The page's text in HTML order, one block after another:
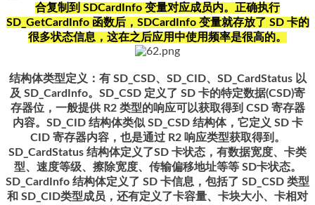
合复制到 SDCardInfo 变量对应成员内。正确执行
SD_GetCardInfo 函数后，SDCardInfo 变量就存放了 SD 卡的
很多状态信息，这在之后应用中使用频率是很高的。
结构体类型定义：有 SD_CSD、SD_CID、SD_CardStatus 以
及 SD_CardInfo。SD_CSD 定义了 SD 卡的特定数据(CSD)寄
存器位，一般提供 R2 类型的响应可以获取得到 CSD 寄存器
内容。SD_CID 结构体类似 SD_CSD 结构体，它定义 SD 卡
CID 寄存器内容，也是通过 R2 响应类型获取得到。
SD_CardStatus 结构体定义了SD 卡状态，有数据宽度、卡类
型、速度等级、擦除宽度、传输偏移地址等等 SD卡状态。
SD_CardInfo 结构体定义了 SD 卡信息，包括了 SD_CSD 类型
和 SD_CID类型成员，还有定义了卡容量、卡块大小、卡相对